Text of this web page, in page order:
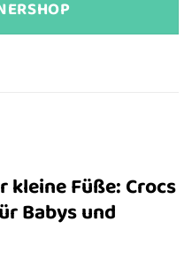
kleine Füße: Crocs
Babys und